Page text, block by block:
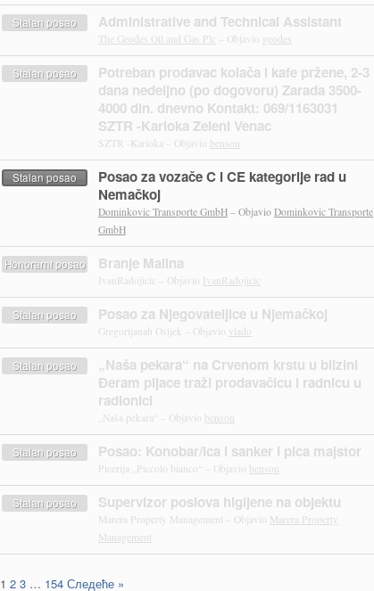
Stalan posao Administrative and Technical Assistant
The Geodes Oil and Gas Plc – Objavio geodes
Stalan posao
Potreban prodavac kolača i kafe pržene, 2-3
dana nedeljno (po dogovoru) Zarada 3500-
4000 din. dnevno Kontakt: 069/1163031
SZTR -Karioka Zeleni Venac
SZTR -Karioka – Objavio benson
Stalan posao
Posao za vozače C i CE kategorije rad u
Nemačkoj
Dominkovic Transporte GmbH – Objavio Dominkovic Transporte
GmbH
Honorarni posao Branje Malina
IvanRadojicic – Objavio IvanRadojicic
Stalan posao Posao za Njegovateljice u Njemačkoj
Gregorijanah Osijek – Objavio vlado
Stalan posao
„Naša pekara“ na Crvenom krstu u blizini
Đeram pijace traži prodavačicu i radnicu u
radionici
„Naša pekara“ – Objavio benson
Stalan posao Posao: Konobar/ica i sanker i pica majstor
Picerija „Piccolo bianco“ – Objavio benson
Stalan posao Supervizor poslova higijene na objektu
Marera Property Management – Objavio Marera Property
Management
1 2 3 … 154 Следеће »